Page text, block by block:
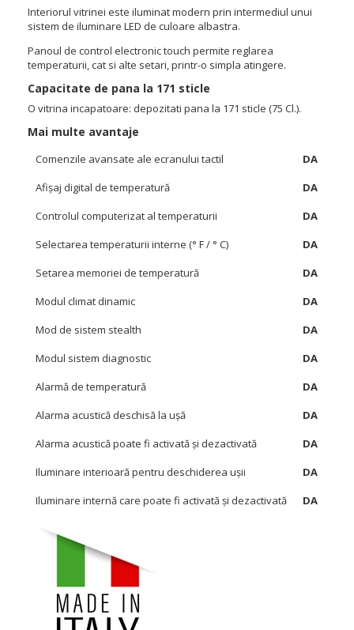
Interiorul vitrinei este iluminat modern prin intermediul unui
sistem de iluminare LED de culoare albastra.
Panoul de control electronic touch permite reglarea
temperaturii, cat si alte setari, printr-o simpla atingere.
Capacitate de pana la 171 sticle
O vitrina incapatoare: depozitati pana la 171 sticle (75 Cl.).
Mai multe avantaje
Comenzile avansate ale ecranului tactil
DA
Afișaj digital de temperatură
DA
Controlul computerizat al temperaturii
DA
Selectarea temperaturii interne (° F / ° C)
DA
Setarea memoriei de temperatură
DA
Modul climat dinamic
DA
Mod de sistem stealth
DA
Modul sistem diagnostic
DA
Alarmă de temperatură
DA
Alarma acustică deschisă la ușă
DA
Alarma acustică poate fi activată și dezactivată
DA
Iluminare interioară pentru deschiderea ușii
DA
Iluminare internă care poate fi activată și dezactivată
DA